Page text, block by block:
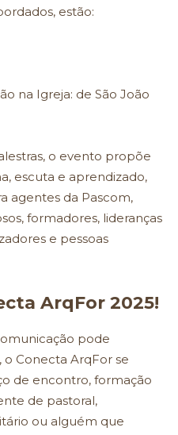
estão:
na Igreja: de São João
o evento propõe
escuta e aprendizado,
agentes da Pascom,
formadores, lideranças
e pessoas
ArqFor 2025!
pode
Conecta ArqFor se
de encontro, formação
de pastoral,
ou alguém que